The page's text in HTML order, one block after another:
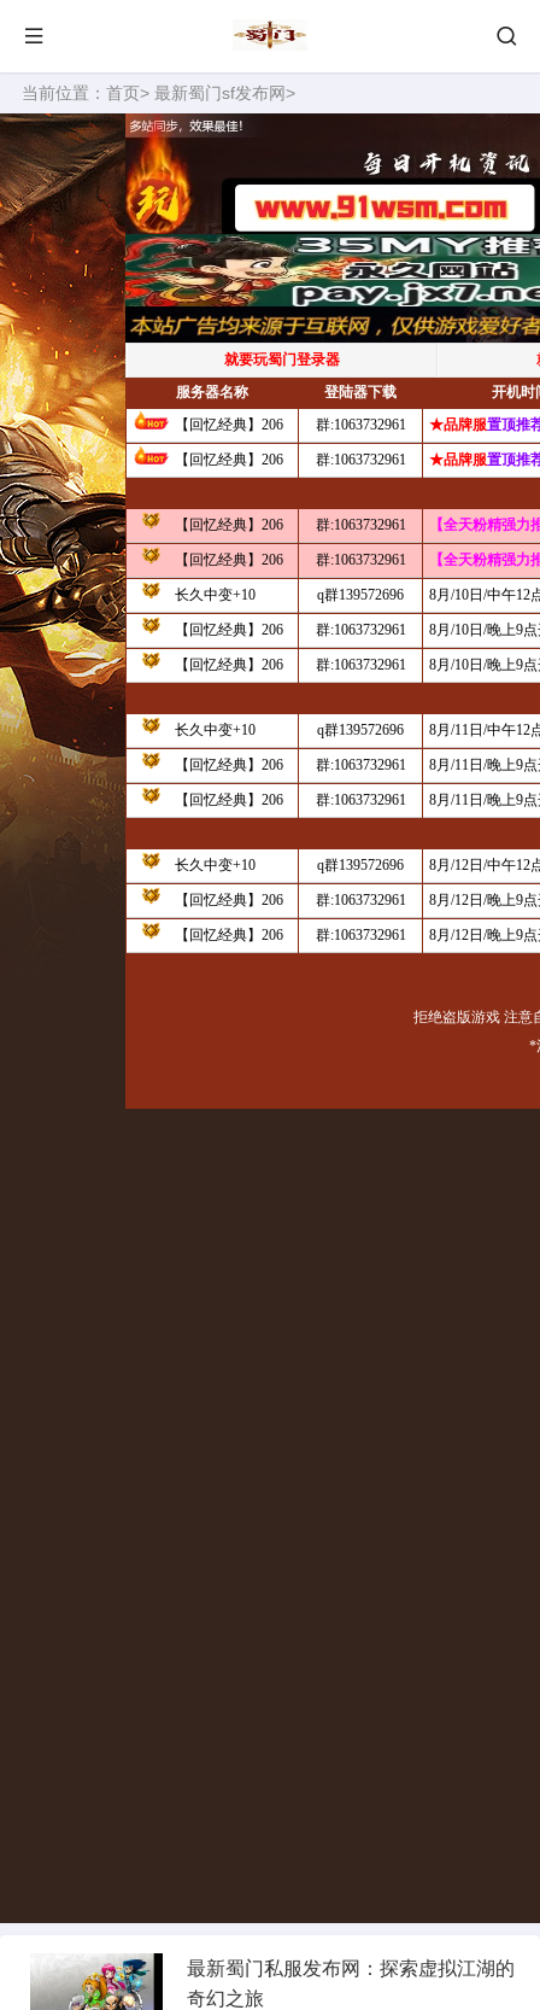
当前位置： 首页> 最新蜀门sf发布网>
最新蜀门私服发布网：探索虚拟江湖的
奇幻之旅